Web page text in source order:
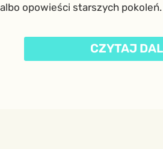
albo opowieści starszych pokoleń.
CZYTAJ